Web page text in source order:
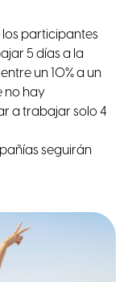
los participantes
5 días a la
un 10% a un
no hay
a trabajar solo 4
seguirán